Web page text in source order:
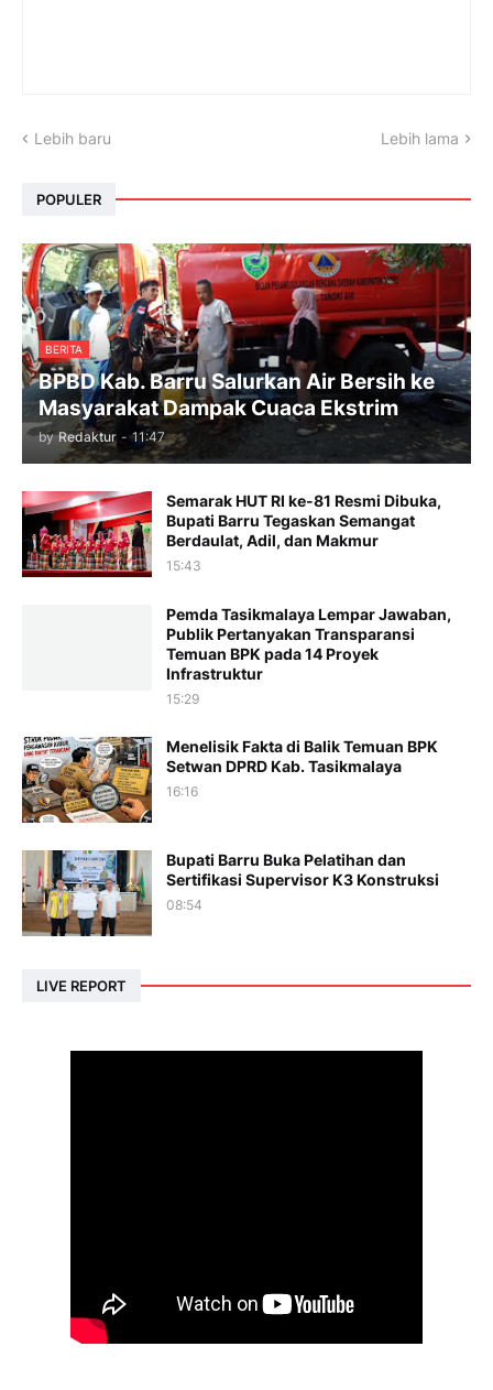
Lebih baru Lebih lama
POPULER
BERITA
BPBD Kab. Barru Salurkan Air Bersih ke
Masyarakat Dampak Cuaca Ekstrim
by Redaktur - 11:47
Semarak HUT RI ke-81 Resmi Dibuka,
Bupati Barru Tegaskan Semangat
Berdaulat, Adil, dan Makmur
15:43
Pemda Tasikmalaya Lempar Jawaban,
Publik Pertanyakan Transparansi
Temuan BPK pada 14 Proyek
Infrastruktur
15:29
Menelisik Fakta di Balik Temuan BPK
Setwan DPRD Kab. Tasikmalaya
16:16
Bupati Barru Buka Pelatihan dan
Sertifikasi Supervisor K3 Konstruksi
08:54
LIVE REPORT